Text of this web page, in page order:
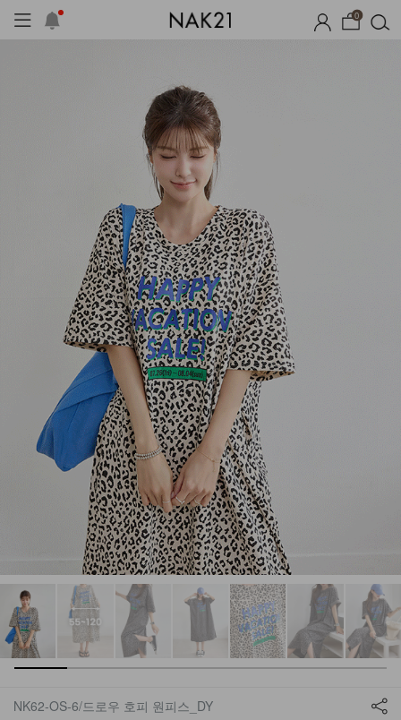
0
시즌오프 1+1 기획세트
NK62-OS-6/드로우 호피 원피스_DY